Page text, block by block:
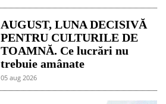
AUGUST, LUNA DECISIVĂ
PENTRU CULTURILE DE
TOAMNĂ. Ce lucrări nu
trebuie amânate
05 aug 2026